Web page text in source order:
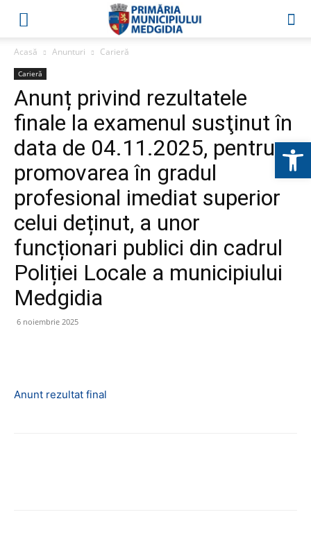
Acasă Anunturi Carieră
Carieră
Anunț privind rezultatele
finale la examenul susţinut în
data de 04.11.2025, pentru
promovarea în gradul
profesional imediat superior
celui deținut, a unor
funcționari publici din cadrul
Poliției Locale a municipiului
Medgidia
6 noiembrie 2025
Anunt rezultat final